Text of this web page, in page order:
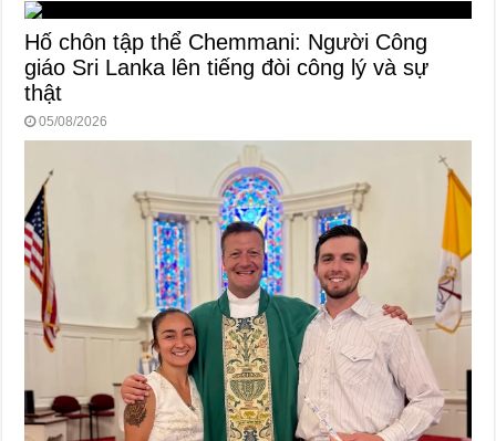
Hố chôn tập thể Chemmani: Người Công
giáo Sri Lanka lên tiếng đòi công lý và sự
thật
05/08/2026